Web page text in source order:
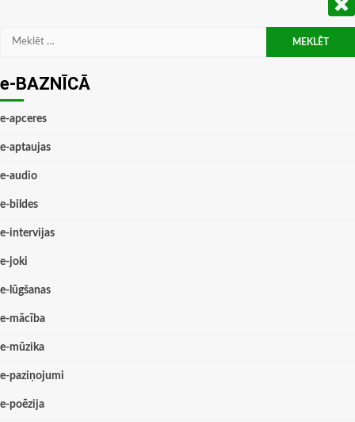
Meklēt:
e-BAZNĪCĀ
e-apceres
e-aptaujas
e-audio
e-bildes
e-intervijas
e-joki
e-lūgšanas
e-mācība
e-mūzika
e-paziņojumi
e-poēzija